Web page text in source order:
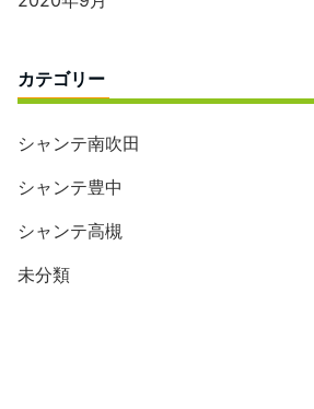
カテゴリー
シャンテ南吹田
シャンテ豊中
シャンテ高槻
未分類